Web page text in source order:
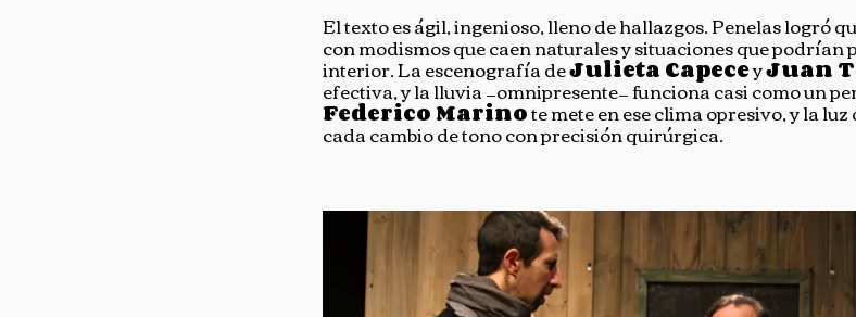
El texto es ágil, ingenioso, lleno de hallazgos. Penelas logró
con modismos que caen naturales y situaciones que podrían
interior. La escenografía deJulieta CapeceyJuan
efectiva, y la lluvia —omnipresente— funciona casi como un
Federico Marinote mete en ese clima opresivo, y la luz
cada cambio de tono con precisión quirúrgica.